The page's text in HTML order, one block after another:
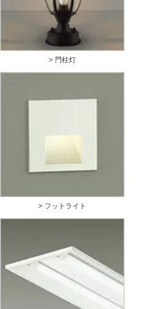
> 門柱灯
> フットライト